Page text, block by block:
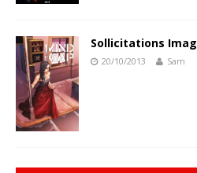
Sollicitations
20/10/2013 Sam